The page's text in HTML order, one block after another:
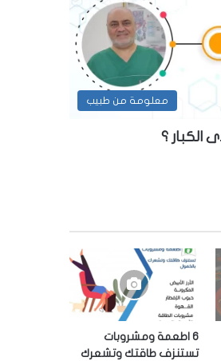
معلومة من طبيب
الكبار ؟
6 اطعمة ومشروبات
تستنزف طاقتك وتشعرك